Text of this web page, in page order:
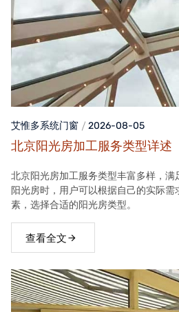
艾惟多系统门窗 2026-08-05
北京阳光房加工服务类型详述
北京阳光房加工服务类型丰富多样，
阳光房时，用户可以根据自己的实际需
素，选择合适的阳光房类型。
查看全文